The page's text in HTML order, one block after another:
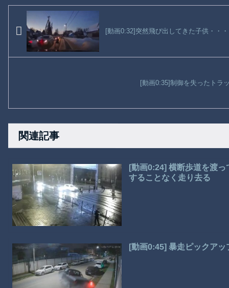
[動画0:32]突然飛び出してきた子供・・
[動画0:35]制御を失ったトラ
関連記事
[動画0:24] 横断歩道を渡
することなく走り去る
[動画0:45] 暴走ピックア